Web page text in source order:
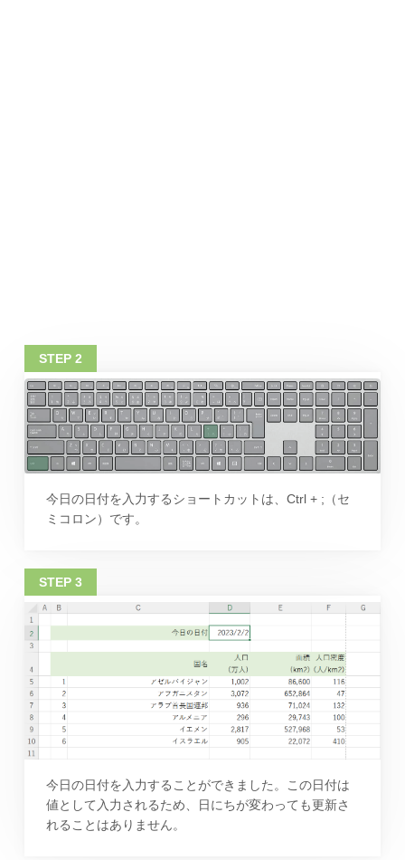
今日の日付を入力するショートカットは、Ctrl + ;（セ
ミコロン）です。
今日の日付を入力することができました。この日付は
値として入力されるため、日にちが変わっても更新さ
れることはありません。